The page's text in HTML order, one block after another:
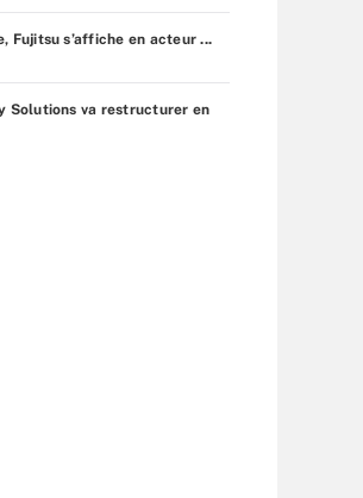
Fujitsu s’affiche en acteur ...
Solutions va restructurer en